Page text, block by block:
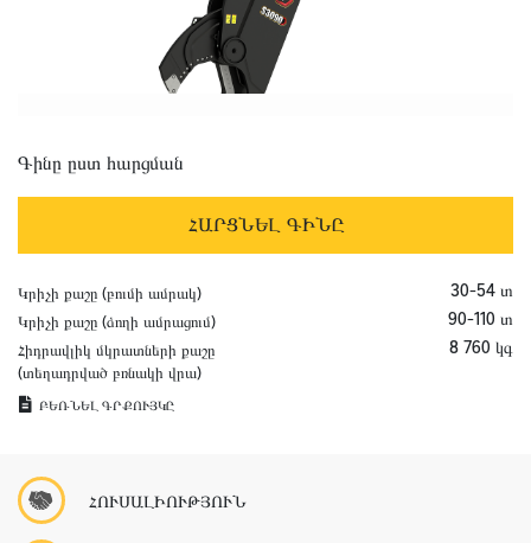
Գինը ըստ հարցման
ՀԱՐՑՆԵԼ ԳԻՆԸ
Կրիչի քաշը (բումի ամրակ) 30-54 տ
Կրիչի քաշը (ձողի ամրացում) 90-110 տ
Հիդրավլիկ մկրատների քաշը
(տեղադրված բռնակի վրա)
8 760 կգ
ԲԵՌՆԵԼ ԳՐՔՈՒՅԿԸ
ՀՈՒՍԱԼԻՈՒԹՅՈՒՆ